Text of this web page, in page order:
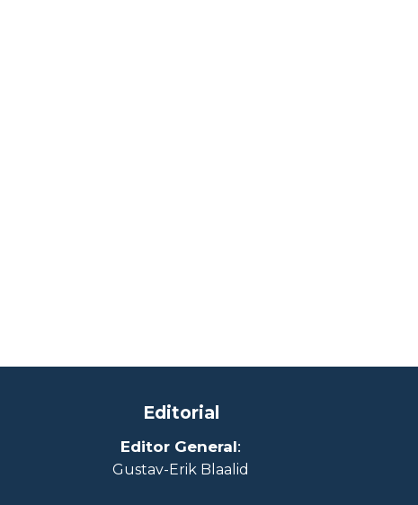
Editorial
Editor General:
Gustav-Erik Blaalid